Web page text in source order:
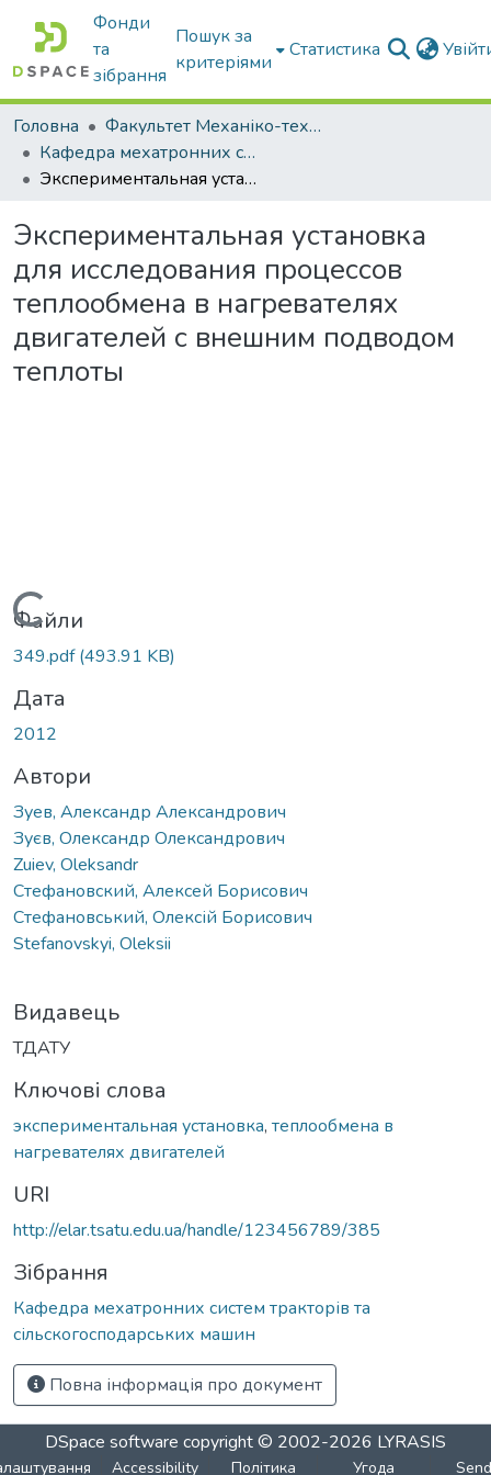
Фонди
та
зібрання
Пошук за
критеріями
Статистика
Головна
Факультет Механіко-технологічний
Кафедра мехатронних систем тракторів та сільскогосподарських машин
Экспериментальная установка для исследования процессов теплообмена в нагревателях двигателей с внешним подводом теплоты
Экспериментальная установка
для исследования процессов
теплообмена в нагревателях
двигателей с внешним подводом
теплоты
Вантажиться...
Файли
349.pdf(493.91 KB)
Дата
2012
Автори
Зуев, Александр Александрович
Зуєв, Олександр Олександрович
Zuiev, Oleksandr
Стефановский, Алексей Борисович
Стефановський, Олексій Борисович
Stefanovskyi, Oleksii
Видавець
ТДАТУ
Ключові слова
экспериментальная установка, теплообмена в
нагревателях двигателей
URI
http://elar.tsatu.edu.ua/handle/123456789/385
Зібрання
Кафедра мехатронних систем тракторів та
сільскогосподарських машин
Повна інформація про документ
DSpace software copyright © 2002-2026 LYRASIS
Accessibility Політика Угода Send